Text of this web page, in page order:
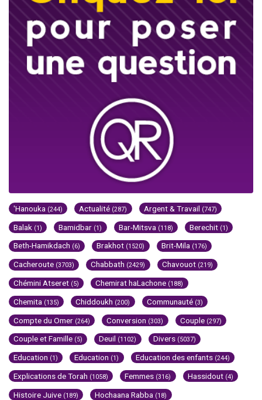
'Hanouka (244) Actualité (287) Argent & Travail (747)
Balak (1) Bamidbar (1) Bar-Mitsva (118) Berechit (1)
Beth-Hamikdach (6) Brakhot (1520) Brit-Mila (176)
Cacheroute (3703) Chabbath (2429) Chavouot (219)
Chémini Atseret (5) Chemirat haLachone (188)
Chemita (135) Chiddoukh (200) Communauté (3)
Compte du Omer (264) Conversion (303) Couple (297)
Couple et Famille (5) Deuil (1102) Divers (5037)
Education (1) Education (1) Education des enfants (244)
Explications de Torah (1058) Femmes (316) Hassidout (4)
Histoire Juive (189) Hochaana Rabba (18)